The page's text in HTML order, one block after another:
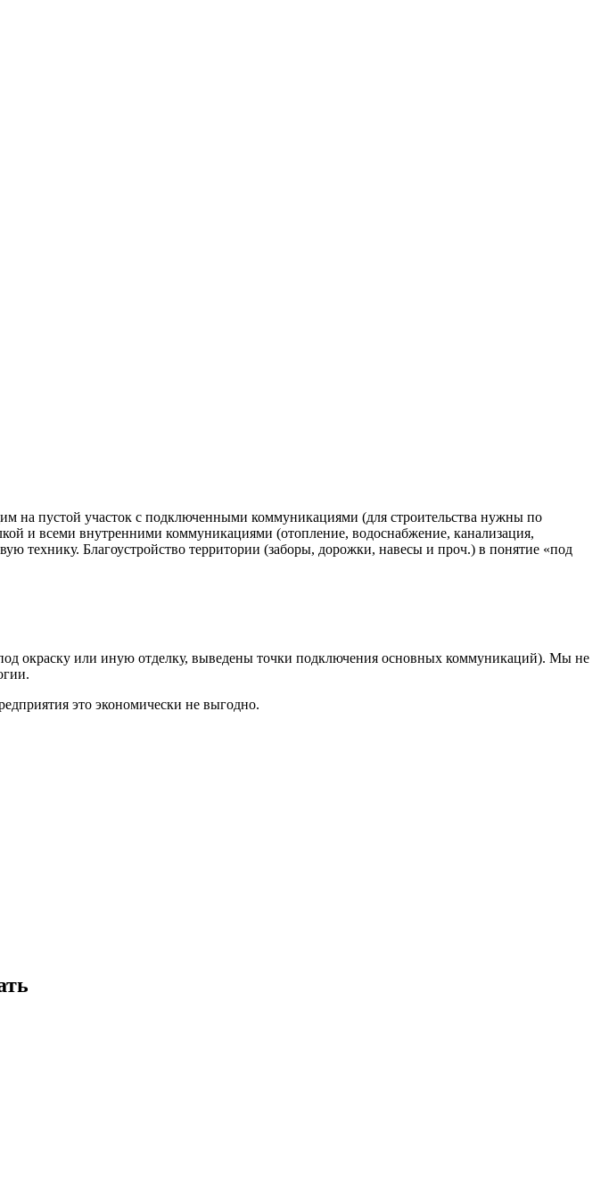
на пустой участок с подключенными коммуникациями (для строительства нужны по
и всеми внутренними коммуникациями (отопление, водоснабжение, канализация,
технику. Благоустройство территории (заборы, дорожки, навесы и проч.) в понятие «под
окраску или иную отделку, выведены точки подключения основных коммуникаций). Мы не
это экономически не выгодно.